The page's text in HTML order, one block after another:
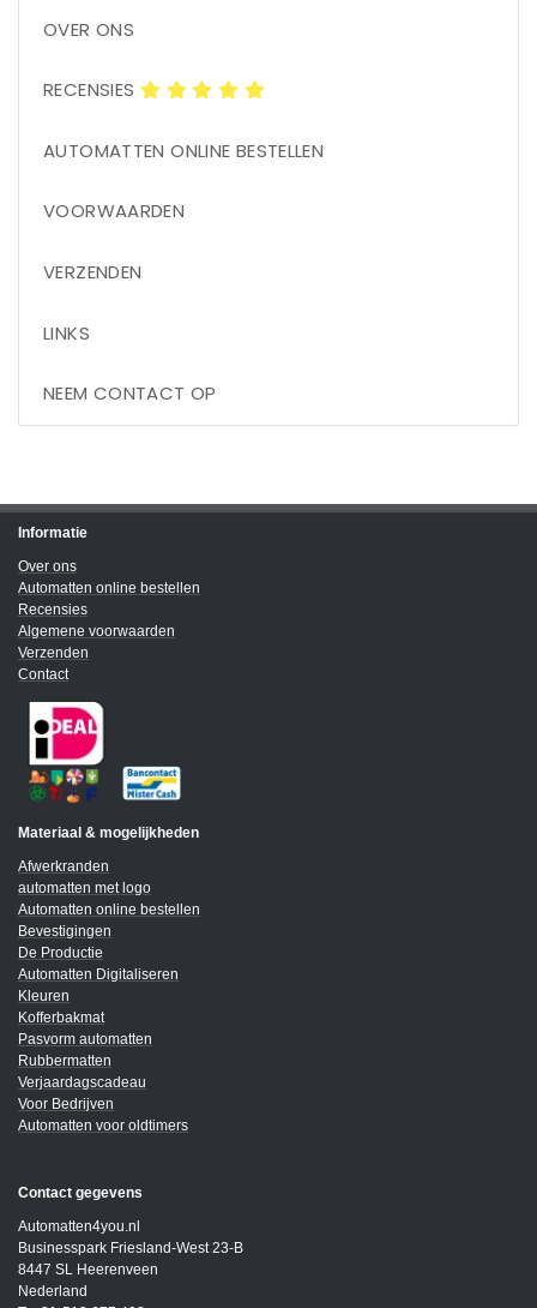
OVER ONS
RECENSIES
AUTOMATTEN ONLINE BESTELLEN
VOORWAARDEN
VERZENDEN
LINKS
NEEM CONTACT OP
Informatie
Over ons
Automatten online bestellen
Recensies
Algemene voorwaarden
Verzenden
Contact
Materiaal & mogelijkheden
Afwerkranden
automatten met logo
Automatten online bestellen
Bevestigingen
De Productie
Automatten Digitaliseren
Kleuren
Kofferbakmat
Pasvorm automatten
Rubbermatten
Verjaardagscadeau
Voor Bedrijven
Automatten voor oldtimers
Contact gegevens
Automatten4you.nl
Businesspark Friesland-West 23-B
8447 SL Heerenveen
Nederland